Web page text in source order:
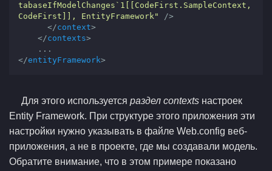
tabaseIfModelChanges`1[[CodeFirst.SampleContext,
CodeFirst]], EntityFramework"
/>
</context>
</contexts>
</entityFramework>
Для этого используется раздел contexts настроек
Entity Framework. При структуре этого приложения эти
настройки нужно указывать в файле Web.config веб-
приложения, а не в проекте, где мы создавали модель.
Обратите внимание, что в этом примере показано